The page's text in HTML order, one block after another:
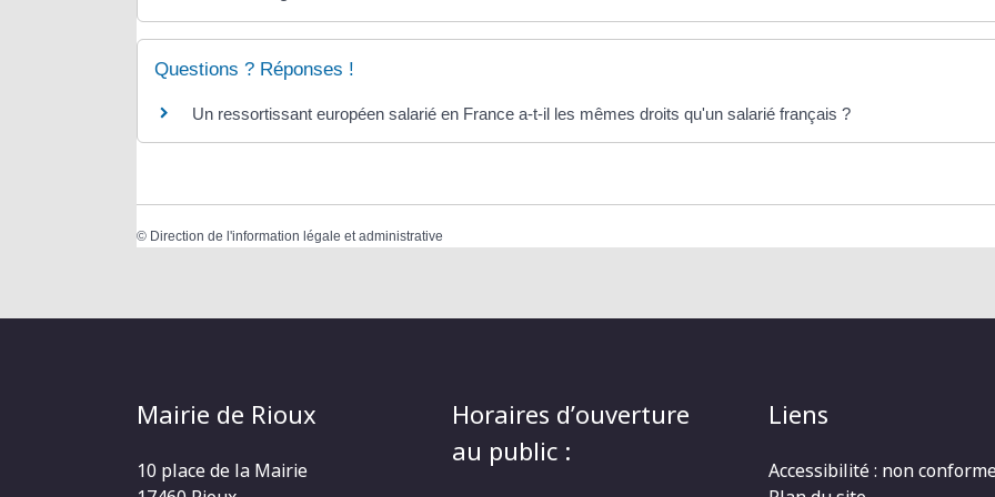
Questions ? Réponses !
Un ressortissant européen salarié en France a-t-il les mêmes droits qu'un salarié français ?
© Direction de l'information légale et administrative
Mairie de Rioux
10 place de la Mairie
Horaires d’ouverture
au public :
Liens
Accessibilité : non